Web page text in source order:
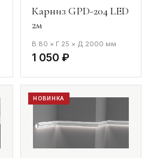
Карниз GPD-204 LED
2м
В 80 × Г 25 × Д 2000 мм
1 050 ₽
НОВИНКА